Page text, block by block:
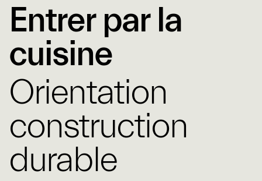
Entrer par la
cuisine
Orientation
construction
durable